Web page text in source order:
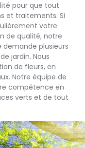
pour que tout
et traitements. Si
votre
de qualité, notre
plusieurs
jardin. Nous
de fleurs, en
Notre équipe de
compétence en
verts et de tout